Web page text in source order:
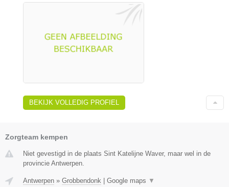
BEKIJK VOLLEDIG PROFIEL
Zorgteam kempen
Niet gevestigd in de plaats Sint Katelijne Waver, maar wel in de
provincie Antwerpen.
Antwerpen » Grobbendonk Google maps ▼